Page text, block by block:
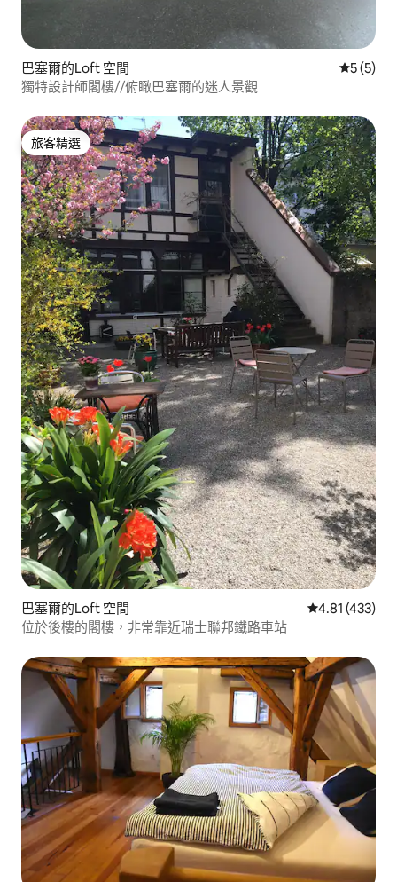
巴塞爾的Loft 空間 從 5 則評
5 (5)
獨特設計師閣樓//俯瞰巴塞爾的迷人景觀
旅客精選
旅客精選
巴塞爾的Loft 空間 從 433 則評價
4.81 (433)
位於後樓的閣樓，非常靠近瑞士聯邦鐵路車站